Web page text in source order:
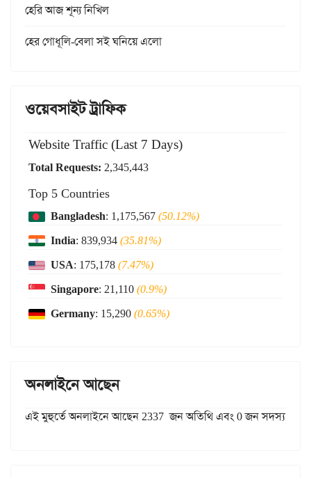
হেরি আজ শূন্য নিখিল
হের গোধূলি-বেলা সই ঘনিয়ে এলো
ওয়েবসাইট ট্রাফিক
Website Traffic (Last 7 Days)
Total Requests: 2,345,443
Top 5 Countries
Bangladesh: 1,175,567(50.12%)
India: 839,934(35.81%)
USA: 175,178(7.47%)
Singapore: 21,110(0.9%)
Germany: 15,290(0.65%)
অনলাইনে আছেন
এই মুহুর্তে অনলাইনে আছেন 2337 জন অতিথি এবং 0 জন সদস্য